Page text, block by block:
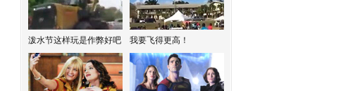
泼水节这样玩是作弊好吧 我要飞得更高！